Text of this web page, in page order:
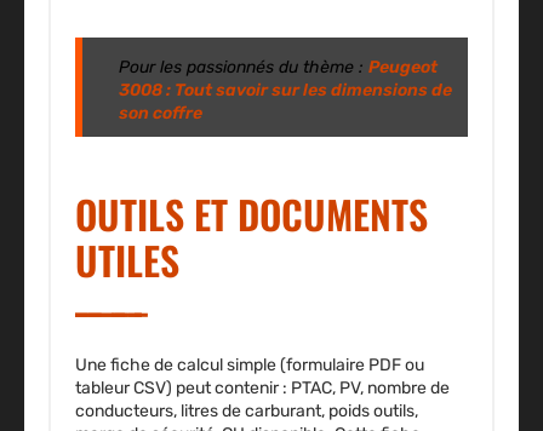
Pour les passionnés du thème : Peugeot
3008 : Tout savoir sur les dimensions de
son coffre
OUTILS ET DOCUMENTS
UTILES
Une fiche de calcul simple (formulaire PDF ou
tableur CSV) peut contenir : PTAC, PV, nombre de
conducteurs, litres de carburant, poids outils,